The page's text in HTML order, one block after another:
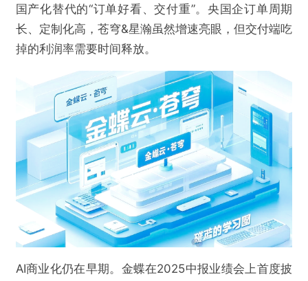
国产化替代的“订单好看、交付重”。央国企订单周期
长、定制化高，苍穹&星瀚虽然增速亮眼，但交付端吃
掉的利润率需要时间释放。
AI商业化仍在早期。金蝶在2025中报业绩会上首度披